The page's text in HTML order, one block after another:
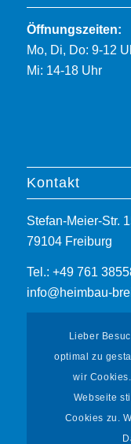
Öffnungszeiten:
Mo, Di, Do: 9-12
Mi: 14-18 Uhr
Kontakt
Stefan-Meier-Str.
79104 Freiburg
Tel.: +49 761
info@heimbau-
Informationen
Lieber
optimal zu
wir
Webseite
Cookies zu.